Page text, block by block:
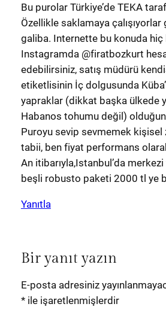
Bu purolar Türkiye’de TEKA
Özellikle saklamaya
galiba. Internette bu konuda
Instagramda @firatbozkurt
edebilirsiniz, satış müdürü
etiketlisinin İç dolgusunda
yapraklar (dikkat başka ülkede
Habanos tohumu değil)
Puroyu sevip sevmemek kişisel
tabii, ben fiyat performans
An itibarıyla,Istanbul’da
beşli robusto paketi 2000 tl ye
Yanıtla
Bir yanıt yazın
E-posta adresiniz
*ile işaretlenmişlerdir